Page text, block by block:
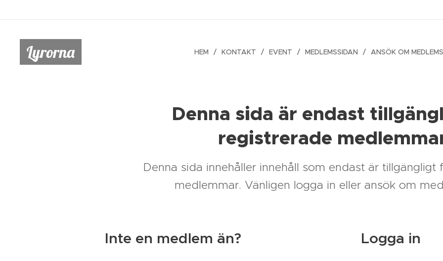
Lyrorna HEM KONTAKT EVENT MEDLEMSSIDAN ANSÖK OM
Denna sida är endast
registrerade
Denna sida innehåller innehåll som endast är tillgängligt
medlemmar. Vänligen logga in eller ansök om
Inte en medlem än? Logga in